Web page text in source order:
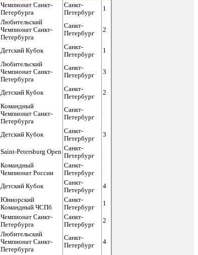
Чемпионат Санкт-
Петербурга
Санкт-
Петербург
1
Любительский
Чемпионат Санкт-
Петербурга
Санкт-
Петербург
2
Детский Кубок
Санкт-
Петербург
1
Любительский
Чемпионат Санкт-
Петербурга
Санкт-
Петербург
3
Детский Кубок
Санкт-
Петербург
2
Командный
Чемпионат Санкт-
Петербурга
Санкт-
Петербург
Детский Кубок
Санкт-
Петербург
3
Saint-Petersburg Open Санкт-
Петербург
Командный
Чемпионат России
Санкт-
Петербург
Детский Кубок
Санкт-
Петербург
4
Юниорский
Командный ЧСПб
Санкт-
Петербург
1
Чемпионат Санкт-
Петербурга
Санкт-
Петербург
2
Любительский
Чемпионат Санкт-
Петербурга
Санкт-
Петербург
4